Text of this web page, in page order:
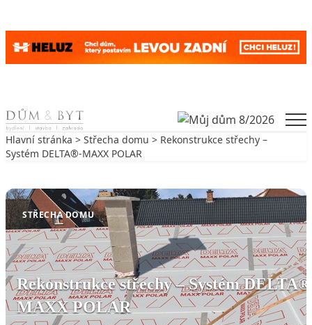
Skip to content
Hlavní stránka > Střecha domu > Rekonstrukce střechy –
Systém DELTA®-MAXX POLAR
STŘECHA DOMU
Rekonstrukce střechy – Systém
MAXX POLAR